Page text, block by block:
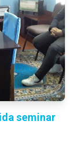
seminar